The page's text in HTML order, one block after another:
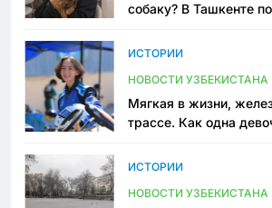
собаку? В Ташкенте
ИСТОРИИ
НОВОСТИ УЗБЕКИСТАНА
Мягкая в жизни,
трассе. Как одна
Узбекистане
ИСТОРИИ
НОВОСТИ УЗБЕКИСТАНА